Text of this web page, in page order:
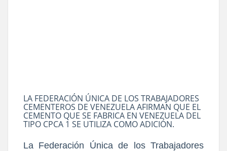
LA FEDERACIÓN ÚNICA DE LOS TRABAJADORES
CEMENTEROS DE VENEZUELA AFIRMAN QUE EL
CEMENTO QUE SE FABRICA EN VENEZUELA DEL
TIPO CPCA 1 SE UTILIZA COMO ADICIÓN.
La Federación Única de los Trabajadores